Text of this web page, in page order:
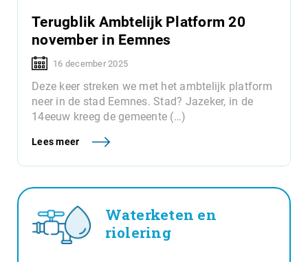
Terugblik Ambtelijk Platform 20
november in Eemnes
16 december 2025
Deze keer streken we met het ambtelijk platform
neer in de stad Eemnes. Stad? Jazeker, in de
14eeuw kreeg de gemeente (…)
Lees meer
Waterketen en
riolering